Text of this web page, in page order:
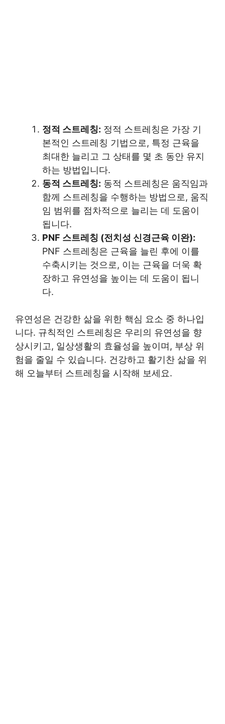
정적 스트레칭: 정적 스트레칭은 가장 기
본적인 스트레칭 기법으로, 특정 근육을
최대한 늘리고 그 상태를 몇 초 동안 유지
하는 방법입니다.
동적 스트레칭: 동적 스트레칭은 움직임과
함께 스트레칭을 수행하는 방법으로, 움직
임 범위를 점차적으로 늘리는 데 도움이
됩니다.
PNF 스트레칭 (전치성 신경근육 이완):
PNF 스트레칭은 근육을 늘린 후에 이를
수축시키는 것으로, 이는 근육을 더욱 확
장하고 유연성을 높이는 데 도움이 됩니
다.
유연성은 건강한 삶을 위한 핵심 요소 중 하나입
니다. 규칙적인 스트레칭은 우리의 유연성을 향
상시키고, 일상생활의 효율성을 높이며, 부상 위
험을 줄일 수 있습니다. 건강하고 활기찬 삶을 위
해 오늘부터 스트레칭을 시작해 보세요.